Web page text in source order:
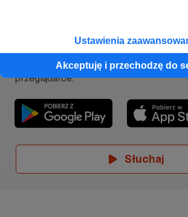
Ustawienia
Akceptuję i przechodzę do
Wybierzcie temat, który najbardziej
i wyruszcie z nami w
wiedzy! A po wysłuchaniu odcinka,
porozmawiajcie o tym, czego się
zaskoczone!
Pomysłów na kolejne fascynujące
brakuje! Chcemy docierać do
liczby ciekawych świata dzieci i
Ciekawostnik.plw aplikacji
Audio.
Pobierz aplikację na swój telefon lub
przeglądarce.
Słuchaj